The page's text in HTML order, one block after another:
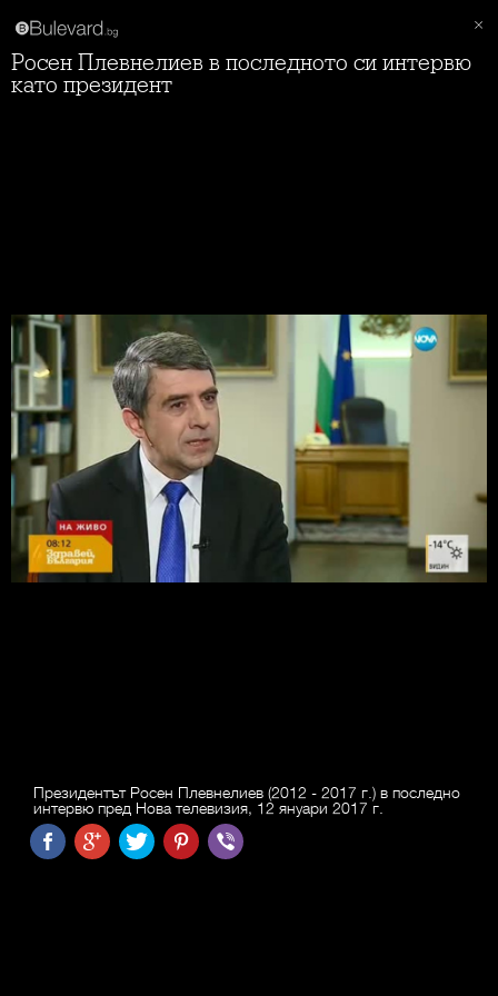
Росен Плевнелиев в последното си интервю
като президент
Президентът Росен Плевнелиев (2012 - 2017 г.) в последно
интервю пред Нова телевизия, 12 януари 2017 г.